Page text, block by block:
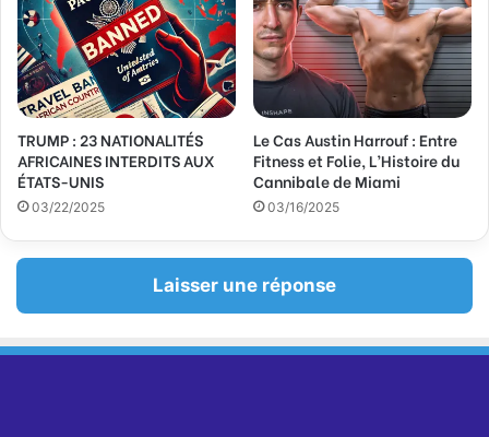
TRUMP : 23 NATIONALITÉS
AFRICAINES INTERDITS AUX
ÉTATS-UNIS
03/22/2025
Le Cas Austin Harrouf : Entre
Fitness et Folie, L’Histoire du
Cannibale de Miami
03/16/2025
Laisser une réponse